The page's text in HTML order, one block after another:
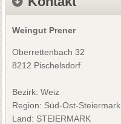
Weingut Prener
Oberrettenbach 32
8212 Pischelsdorf
Bezirk: Weiz
Region: Süd-Ost-Steiermark
Land: STEIERMARK